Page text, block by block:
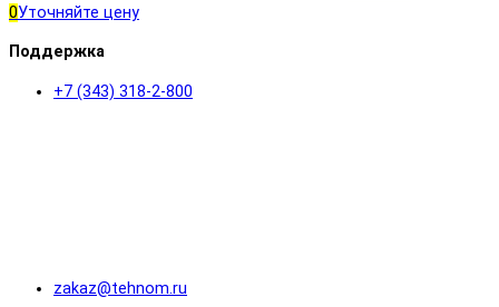
0Уточняйте цену
Поддержка
+7 (343) 318-2-800
zakaz@tehnom.ru